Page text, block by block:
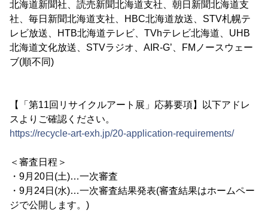
北海道新聞社、読売新聞北海道支社、朝日新聞北海道支
社、毎日新聞北海道支社、HBC北海道放送、STV札幌テ
レビ放送、HTB北海道テレビ、TVhテレビ北海道、UHB
北海道文化放送、STVラジオ、AIR-G’、FMノースウェー
ブ(順不同)
【「第11回リサイクルアート展」応募要項】以下アドレ
スよりご確認ください。
https://recycle-art-exh.jp/20-application-requirements/
＜審査日程＞
・9月20日(土)…一次審査
・9月24日(水)…一次審査結果発表(審査結果はホームペー
ジで公開します。)